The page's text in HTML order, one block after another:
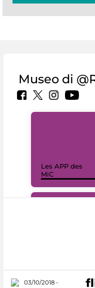
Museo di
Les APP des
MiC